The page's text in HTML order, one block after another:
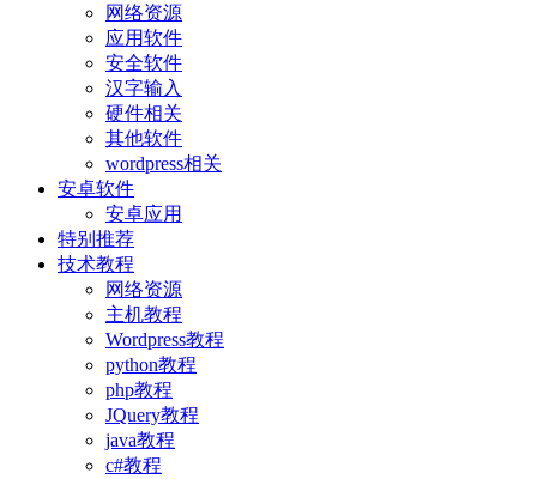
网络资源
应用软件
安全软件
汉字输入
硬件相关
其他软件
wordpress相关
安卓软件
安卓应用
特别推荐
技术教程
网络资源
主机教程
Wordpress教程
python教程
php教程
JQuery教程
java教程
c#教程